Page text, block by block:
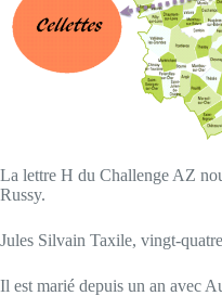
La lettre H du Challenge AZ
Russy.
Jules Silvain Taxile, vingt-
Il est marié depuis un an avec